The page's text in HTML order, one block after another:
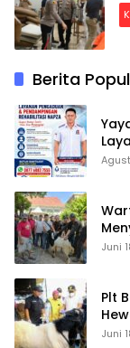
Berita
Juni
Plt
Juni